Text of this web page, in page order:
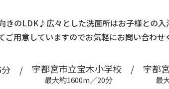
きのLDK♪広々とした洗面所はお子様との
用意していますのでお気軽にお問い合わせ
分 / 宇都宮市立宝木小学校 /
最大約1600m／20分
宇都
最